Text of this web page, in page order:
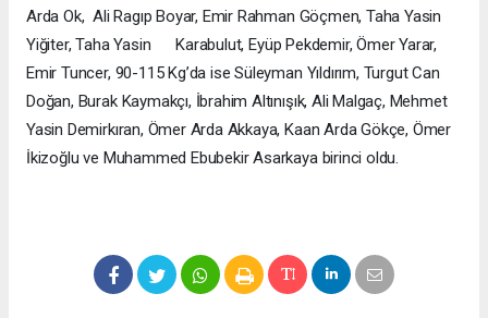
Arda Ok, Ali Ragıp Boyar, Emir Rahman Göçmen, Taha Yasin
Yiğiter, Taha Yasin Karabulut, Eyüp Pekdemir, Ömer Yarar,
Emir Tuncer, 90-115 Kg’da ise Süleyman Yıldırım, Turgut Can
Doğan, Burak Kaymakçı, İbrahim Altınışık, Ali Malgaç, Mehmet
Yasin Demirkıran, Ömer Arda Akkaya, Kaan Arda Gökçe, Ömer
İkizoğlu ve Muhammed Ebubekir Asarkaya birinci oldu.